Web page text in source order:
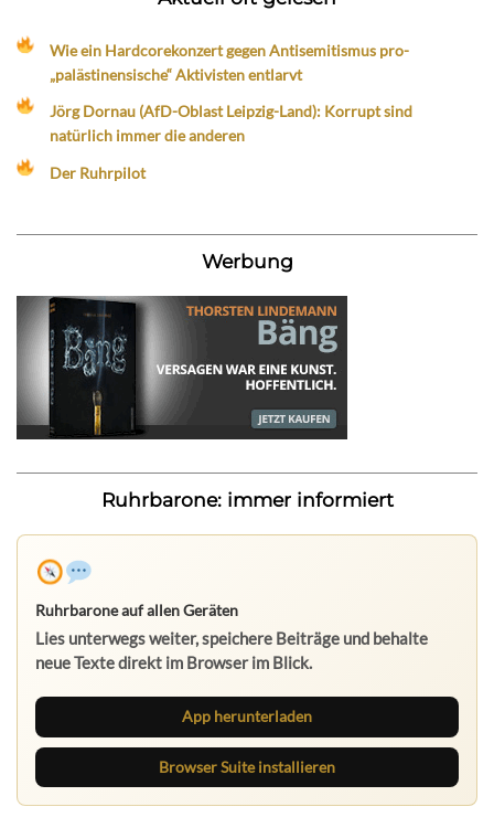
Wie ein Hardcorekonzert gegen Antisemitismus pro-
„palästinensische“ Aktivisten entlarvt
Jörg Dornau (AfD-Oblast Leipzig-Land): Korrupt sind
natürlich immer die anderen
Der Ruhrpilot
Werbung
Ruhrbarone: immer informiert
App herunterladen
Browser Suite installieren